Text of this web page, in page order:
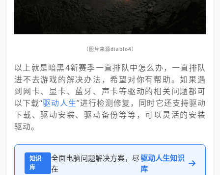
（图片来源diablo4）
以上就是暗黑4新赛季一直排队中怎么办，一直排队
进不去游戏的解决办法，希望对你有帮助。如果遇
到网卡、显卡、蓝牙、声卡等驱动的相关问题都可
以下载“驱动人生”进行检测修复，同时它还支持驱动
下载、驱动安装、驱动备份等等，可以灵活的安装
驱动。
知识
库
全面电脑问题解决方案，尽
在
驱动人生知识
库